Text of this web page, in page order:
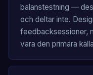
balanstestning —
och deltar inte.
feedbacksessioner,
vara den primära